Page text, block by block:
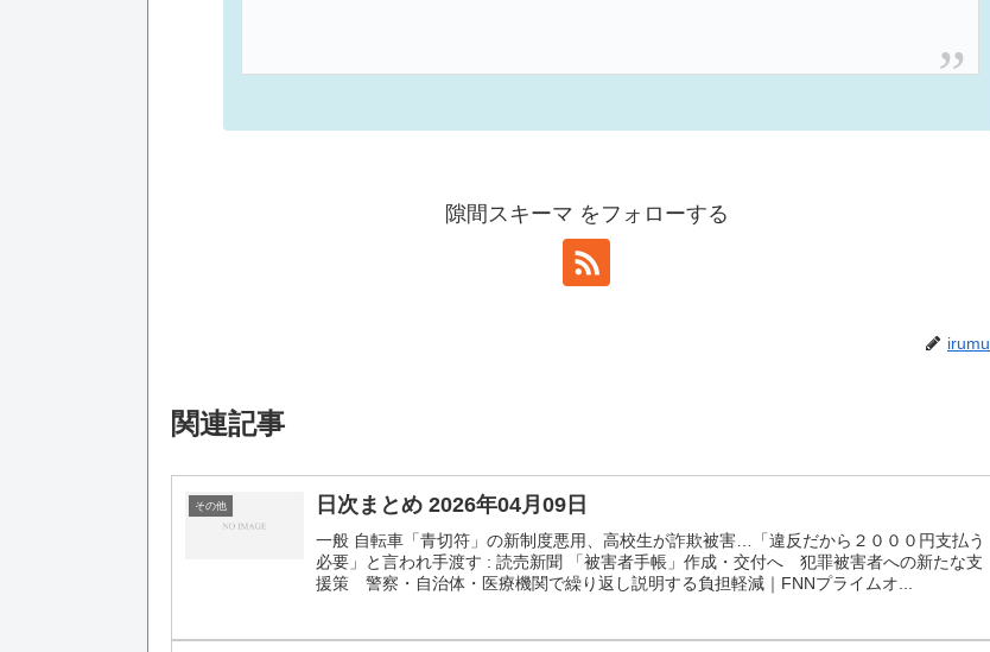
隙間スキーマ をフォローする
irumu
関連記事
その他 日次まとめ 2026年04月09日
一般 自転車「青切符」の新制度悪用、高校生が詐欺被害…「違反だから２０００円支払う
必要」と言われ手渡す : 読売新聞 「被害者手帳」作成・交付へ 犯罪被害者への新たな支
援策 警察・自治体・医療機関で繰り返し説明する負担軽減｜FNNプライムオ...